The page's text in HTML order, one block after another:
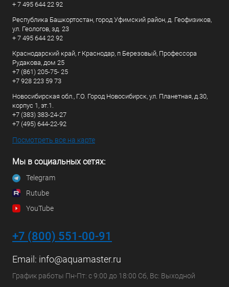
+ 7 495 644 22 92
Республика Башкортостан, город Уфимский район, д. Геофизиков,
ул. Геологов, зд. 23
+ 7 495 644 22 92
Краснодарский край, г Краснодар, п Березовый, Профессора
Рудакова, дом 25
+7 (861) 205-75- 25
+7 928 223 59 73
Новосибирская обл., Г.О. Город Новосибирск, ул. Планетная, д.30,
корпус 1, эт.1.
+7 (383) 383-24-27
+7 (495) 644-22-92
Посмотреть все на карте
Мы в социальных сетях:
Telegram
Rutube
YouTube
+7 (800) 551-00-91
Email: info@aquamaster.ru
График работы Пн-Пт: с 9:00 до 18:00 Сб, Вс: Выходной